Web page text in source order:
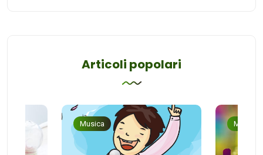
Articoli popolari
Musica Musica